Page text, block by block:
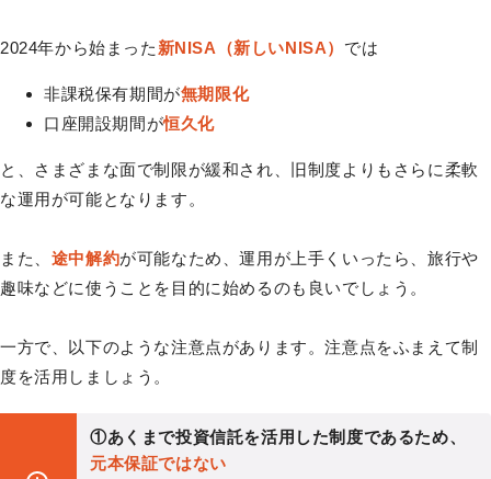
2024年から始まった 新NISA（新しいNISA） では
非課税保有期間が無期限化
口座開設期間が恒久化
と、さまざまな面で制限が緩和され、旧制度よりもさらに柔軟
な運用が可能となります。
また、 途中解約が可能なため、運用が上手くいったら、旅行や
趣味などに使うことを目的に始めるのも良いでしょう。
一方で、以下のような注意点があります。注意点をふまえて制
度を活用しましょう。
①あくまで投資信託を活用した制度であるため、
元本保証ではない